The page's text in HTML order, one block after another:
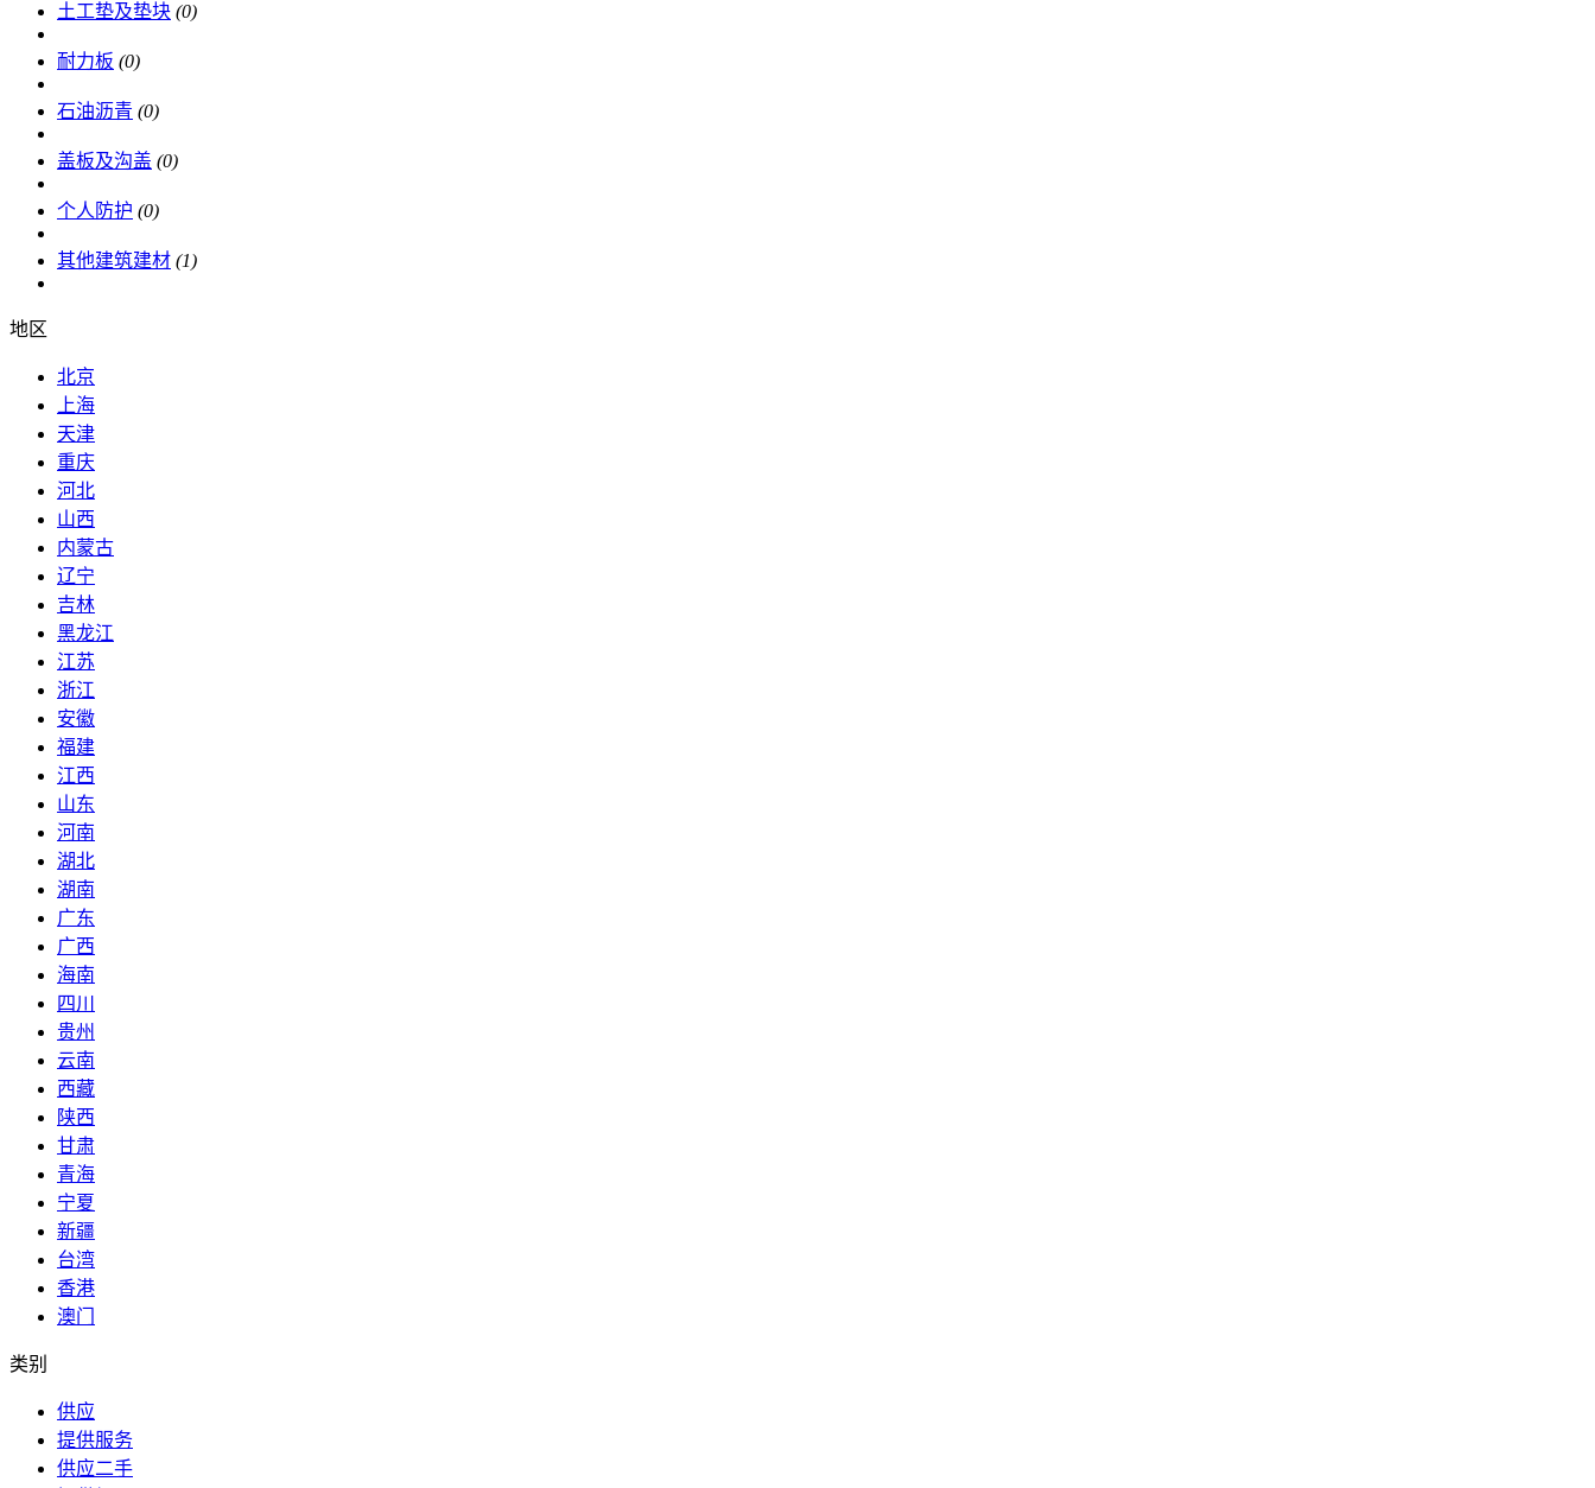
土工垫及垫块 (0)
耐力板 (0)
石油沥青 (0)
盖板及沟盖 (0)
个人防护 (0)
其他建筑建材 (1)
地区
北京
上海
天津
重庆
河北
山西
内蒙古
辽宁
吉林
黑龙江
江苏
浙江
安徽
福建
江西
山东
河南
湖北
湖南
广东
广西
海南
四川
贵州
云南
西藏
陕西
甘肃
青海
宁夏
新疆
台湾
香港
澳门
类别
供应
提供服务
供应二手